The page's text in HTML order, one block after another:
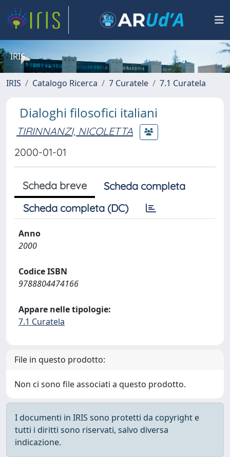
IRIS
IRIS Catalogo Ricerca 7 Curatele 7.1 Curatela
Dialoghi filosofici italiani
TIRINNANZI, NICOLETTA
2000-01-01
Scheda breve
Scheda completa
Scheda completa (DC)
Anno
2000
Codice ISBN
9788804474166
Appare nelle tipologie:
7.1 Curatela
File in questo prodotto:
Non ci sono file associati a questo prodotto.
I documenti in IRIS sono protetti da copyright e
tutti i diritti sono riservati, salvo diversa
indicazione.